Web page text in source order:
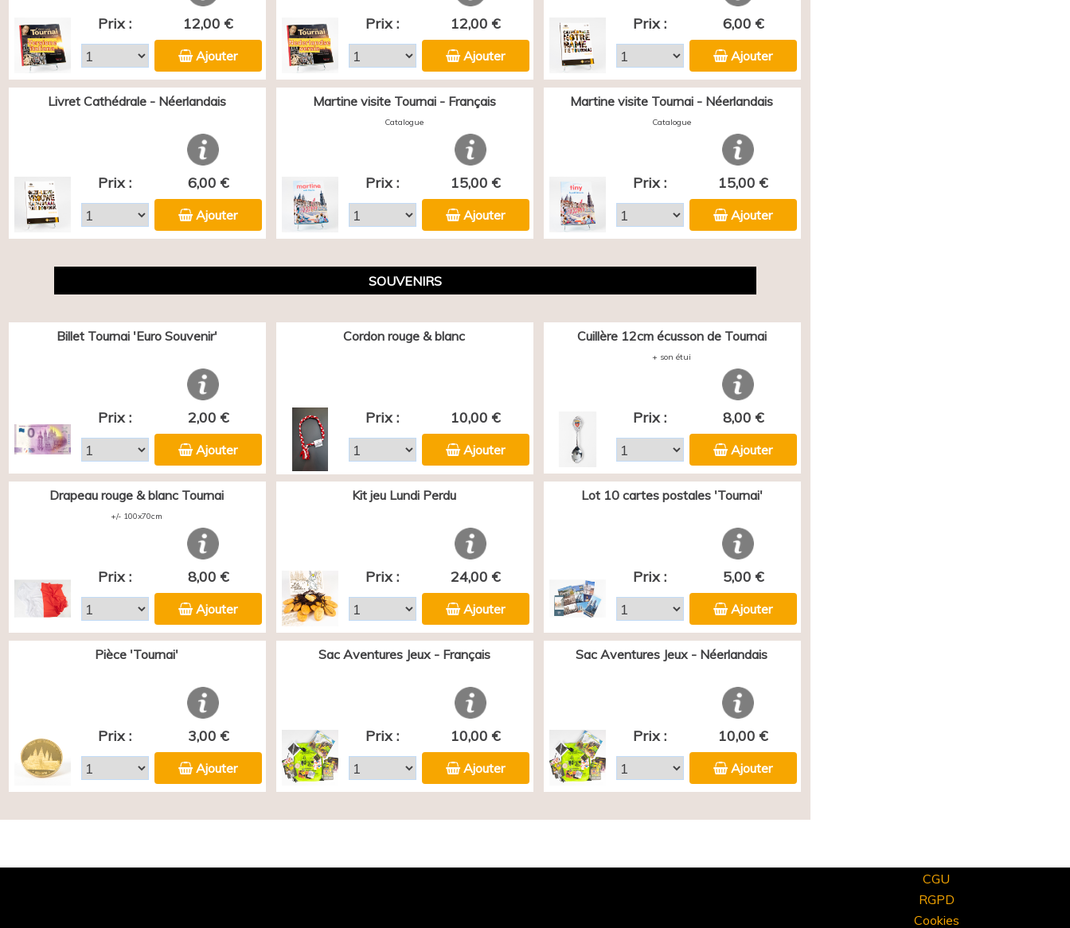
Prix : 12,00 €
Ajouter
Prix : 12,00 €
Ajouter
Prix : 6,00 €
Ajouter
Livret Cathédrale - Néerlandais
Prix : 6,00 €
Ajouter
Martine visite Tournai - Français
Catalogue
Prix : 15,00 €
Ajouter
Martine visite Tournai - Néerlandais
Catalogue
Prix : 15,00 €
Ajouter
SOUVENIRS
Billet Tournai 'Euro Souvenir'
Prix : 2,00 €
Ajouter
Cordon rouge & blanc
Prix : 10,00 €
Ajouter
Cuillère 12cm écusson de Tournai
+ son étui
Prix : 8,00 €
Ajouter
Drapeau rouge & blanc Tournai
+/- 100x70cm
Prix : 8,00 €
Ajouter
Kit jeu Lundi Perdu
Prix : 24,00 €
Ajouter
Lot 10 cartes postales 'Tournai'
Prix : 5,00 €
Ajouter
Pièce 'Tournai'
Prix : 3,00 €
Ajouter
Sac Aventures Jeux - Français
Prix : 10,00 €
Ajouter
Sac Aventures Jeux - Néerlandais
Prix : 10,00 €
Ajouter
CGU
RGPD
Cookies